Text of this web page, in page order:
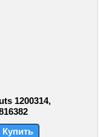
1200314,
Купить